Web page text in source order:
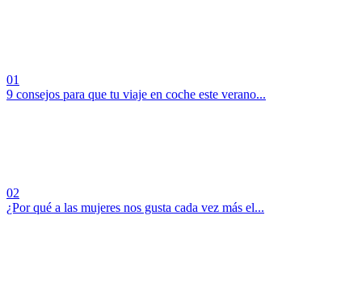
01
9 consejos para que tu viaje en coche este verano...
02
¿Por qué a las mujeres nos gusta cada vez más el...